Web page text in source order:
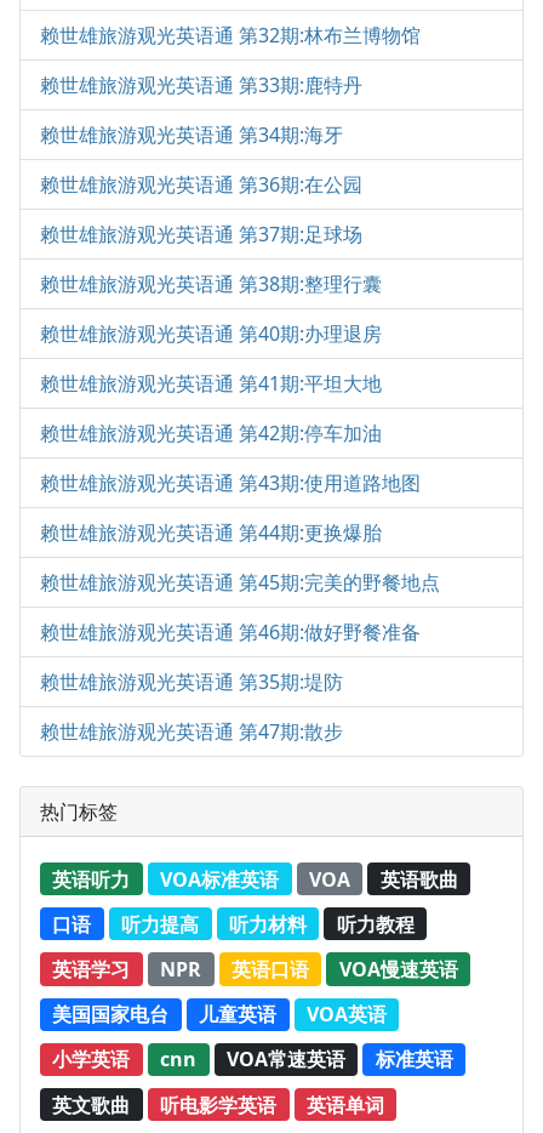
赖世雄旅游观光英语通 第32期:林布兰博物馆
赖世雄旅游观光英语通 第33期:鹿特丹
赖世雄旅游观光英语通 第34期:海牙
赖世雄旅游观光英语通 第36期:在公园
赖世雄旅游观光英语通 第37期:足球场
赖世雄旅游观光英语通 第38期:整理行囊
赖世雄旅游观光英语通 第40期:办理退房
赖世雄旅游观光英语通 第41期:平坦大地
赖世雄旅游观光英语通 第42期:停车加油
赖世雄旅游观光英语通 第43期:使用道路地图
赖世雄旅游观光英语通 第44期:更换爆胎
赖世雄旅游观光英语通 第45期:完美的野餐地点
赖世雄旅游观光英语通 第46期:做好野餐准备
赖世雄旅游观光英语通 第35期:堤防
赖世雄旅游观光英语通 第47期:散步
热门标签
英语听力 VOA标准英语 VOA
英语歌曲
口语
听力提高 听力材料
听力教程
英语学习
NPR 英语口语
VOA慢速英语
美国国家电台
儿童英语
VOA英语
小学英语
cnn VOA常速英语
标准英语
英文歌曲
听电影学英语 英语单词